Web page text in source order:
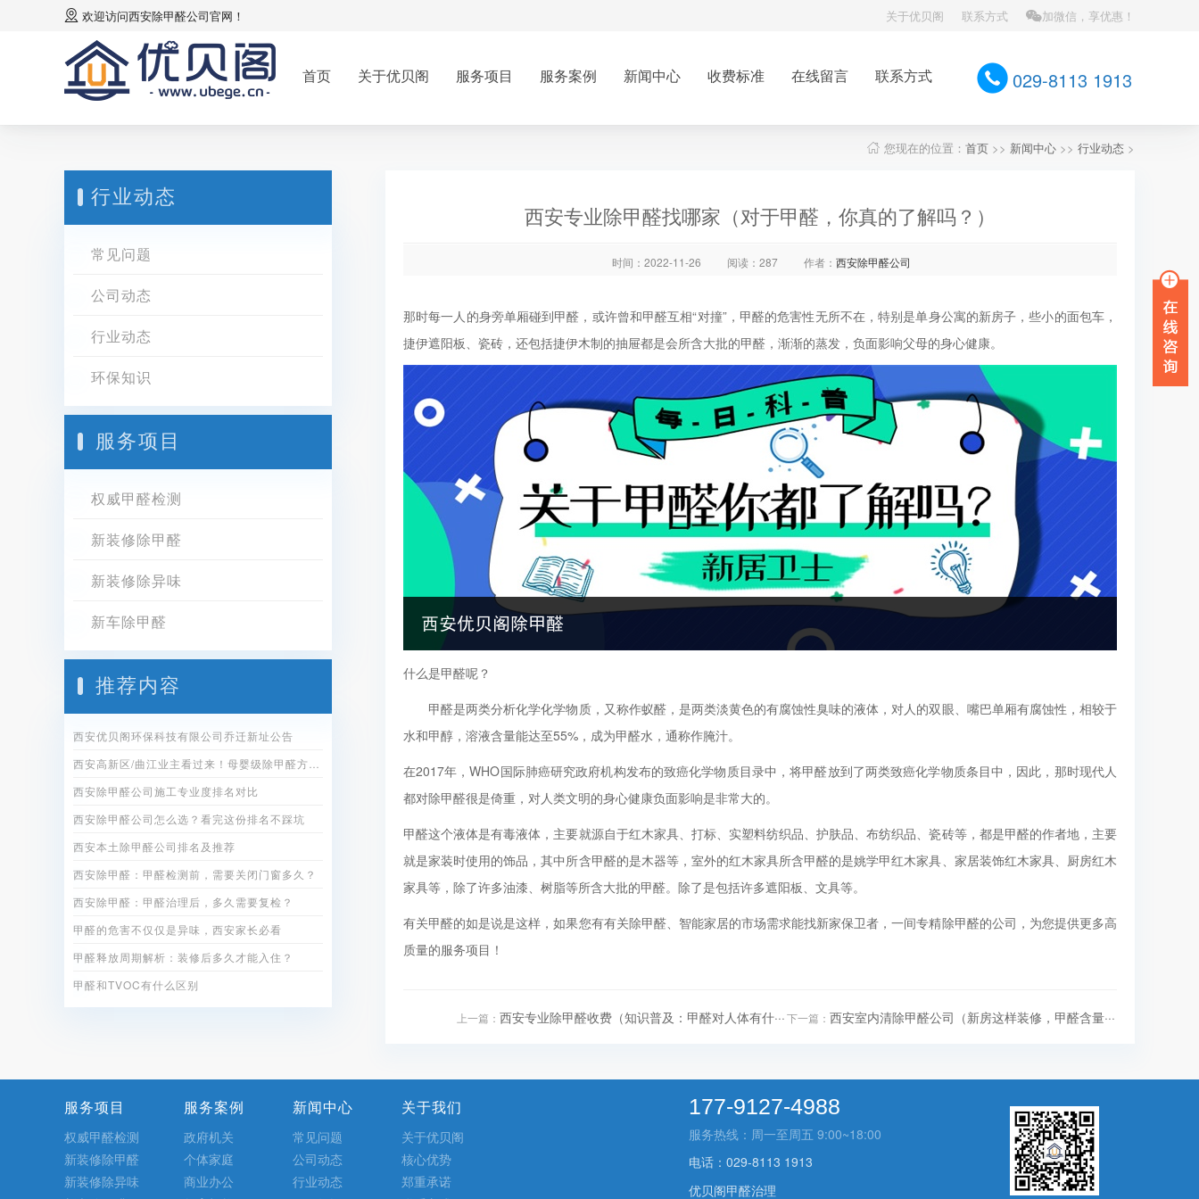
欢迎访问西安除甲醛公司官网！ 关于优贝阁 联系方式 加微信，享优惠！
首页 关于优贝阁 服务项目 服务案例 新闻中心 收费标准 在线留言 联系方式 029-8113 1913
您现在的位置： 首页 >> 新闻中心 >> 行业动态 >
行业动态
常见问题
公司动态
行业动态
环保知识
服务项目
权威甲醛检测
新装修除甲醛
新装修除异味
新车除甲醛
推荐内容
西安优贝阁环保科技有限公司乔迁新址公告
西安除甲醛公司施工专业度排名对比
西安除甲醛公司怎么选？看完这份排名不踩坑
西安本土除甲醛公司排名及推荐
西安除甲醛：甲醛检测前，需要关闭门窗多久？
西安除甲醛：甲醛治理后，多久需要复检？
甲醛的危害不仅仅是异味，西安家长必看
甲醛释放周期解析：装修后多久才能入住？
甲醛和TVOC有什么区别
西安专业除甲醛找哪家（对于甲醛，你真的了解吗？）
时间：2022-11-26 阅读：287 作者： 西安除甲醛公司
那时每一人的身旁单厢碰到甲醛，或许曾和甲醛互相“对撞”，甲醛的危害性无所不在，特别是单身公寓的新房子，些小的面包车，
捷伊遮阳板、瓷砖，还包括捷伊木制的抽屉都是会所含大批的甲醛，渐渐的蒸发，负面影响父母的身心健康。
什么是甲醛呢？
甲醛是两类分析化学化学物质，又称作蚁醛，是两类淡黄色的有腐蚀性臭味的液体，对人的双眼、嘴巴单厢有腐蚀性，相较于
水和甲醇，溶液含量能达至55%，成为甲醛水，通称作腌汁。
在2017年，WHO国际肺癌研究政府机构发布的致癌化学物质目录中，将甲醛放到了两类致癌化学物质条目中，因此，那时现代人
都对除甲醛很是倚重，对人类文明的身心健康负面影响是非常大的。
甲醛这个液体是有毒液体，主要就源自于红木家具、打标、实塑料纺织品、护肤品、布纺织品、瓷砖等，都是甲醛的作者地，主要
就是家装时使用的饰品，其中所含甲醛的是木器等，室外的红木家具所含甲醛的是姚学甲红木家具、家居装饰红木家具、厨房红木
家具等，除了许多油漆、树脂等所含大批的甲醛。除了是包括许多遮阳板、文具等。
有关甲醛的如是说是这样，如果您有有关除甲醛、智能家居的市场需求能找新家保卫者，一间专精除甲醛的公司，为您提供更多高
质量的服务项目！
上一篇： 西安专业除甲醛收费（知识普及：甲醛对人体有什···下一篇： 西安室内清除甲醛公司（新房这样装修，甲醛含量···
服务项目
权威甲醛检测
新装修除甲醛
新装修除异味
服务案例
政府机关
个体家庭
商业办公
新闻中心
常见问题
公司动态
行业动态
关于我们
关于优贝阁
核心优势
郑重承诺
177-9127-4988
服务热线：周一至周五 9:00~18:00
电话：029-8113 1913
优贝阁甲醛治理